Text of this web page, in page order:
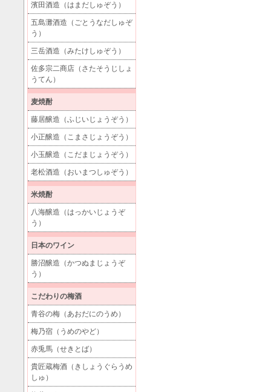
濱田酒造（はまだしゅぞう）
五島灘酒造（ごとうなだしゅぞ
う）
三岳酒造（みたけしゅぞう）
佐多宗二商店（さたそうじしょ
うてん）
麦焼酎
藤居醸造（ふじいじょうぞう）
小正醸造（こまさじょうぞう）
小玉醸造（こだまじょうぞう）
老松酒造（おいまつしゅぞう）
米焼酎
八海醸造（はっかいじょうぞ
う）
日本のワイン
勝沼醸造（かつぬまじょうぞ
う）
こだわりの梅酒
青谷の梅（あおだにのうめ）
梅乃宿（うめのやど）
赤兎馬（せきとば）
貴匠蔵梅酒（きしょうぐらうめ
しゅ）